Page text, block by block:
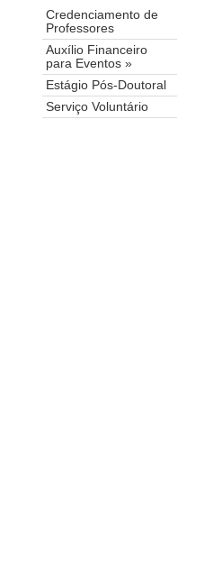
Credenciamento de
Professores
Auxílio Financeiro
para Eventos »
Estágio Pós-Doutoral
Serviço Voluntário